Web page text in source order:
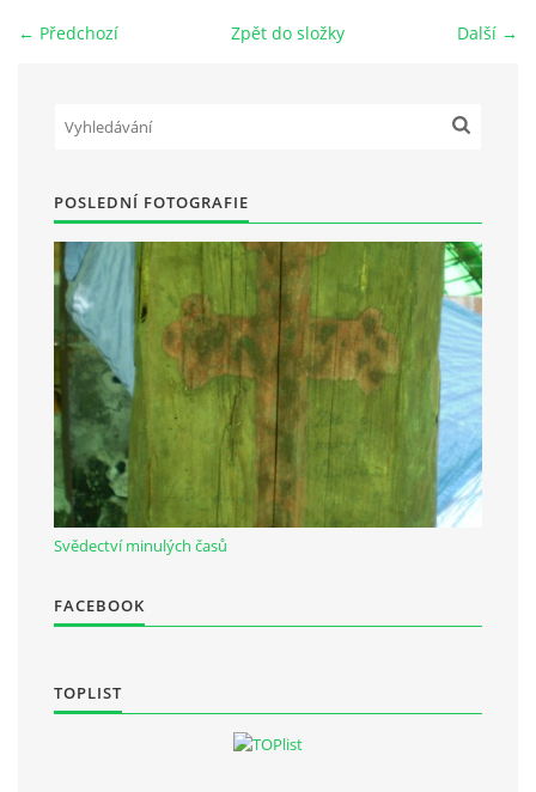
DOKUMENTY OVJK
Občanská vzdělávací jednota "Komenský" v Choceradech z.s.
Chocerady 4
257 24 Chocerady
IČ: 498 28 614
Kontaktní osoba:
Mgr. Miroslava Cinkeisová
← Předchozí Další →
Zpět do složky
POSLEDNÍ FOTOGRAFIE
Svědectví minulých časů
FACEBOOK
TOPLIST